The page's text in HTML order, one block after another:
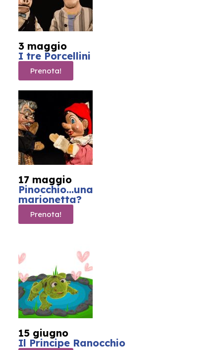
3 maggio
I tre Porcellini
Prenota!
17 maggio
Pinocchio...una
marionetta?
Prenota!
15 giugno
Il Principe Ranocchio